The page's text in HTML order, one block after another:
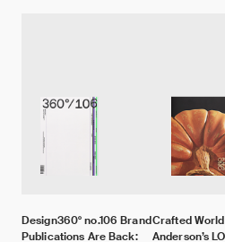
Design360° no.106 Brand
Publications Are Back:
Crafted
Anderson’s